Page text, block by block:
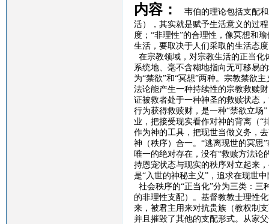
内容：
韦伯的理论包括支配
活），其实就是赋予生活意义的过
度；“非理性”的合理性，像冥想和
生活，要取决于人们采取的生活态
在宗教领域，对宗教生活的正当化
系统地、毫不含糊地指向无可移易
为“禁欲”和“冥想”两种。宗教禁欲
法论能产生一种持续性的宗教救赎
证被救者处于一种神圣的救赎状态，
行为获得救赎财，是一种“禁欲立场
业，把接受现实看作对神的背离（“
作为神的工具，把现世当做义务，
神（秩序）合一。“逃离现世的冥思
唯一的绝对存在，没有“救赎方法论
持恩宠状态与现实的秩序对立起来
是“入世的神秘主义”，追求在现世
社会秩序的“正当化”分为三类：三
的非理性支配）。基督教教士理性
来，被君主用来对抗贵族（教权制
并且摧毁了其他的支配形式。从家